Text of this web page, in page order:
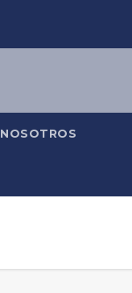
NOSOTROS